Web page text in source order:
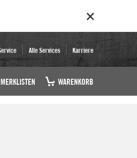
Alle Services Karriere
WARENKORB